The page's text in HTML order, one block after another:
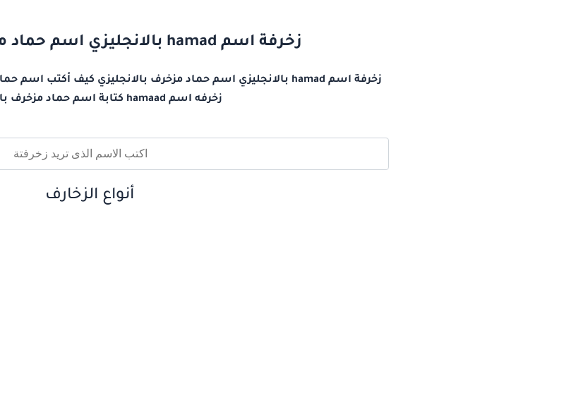
زخرفة اسم hamad بالانجليزي اسم حماد مزخرف بالانجليزي
زخرفه اسم hamaad كتابة اسم حماد مزخرف بالانجليزي
أنواع الزخارف